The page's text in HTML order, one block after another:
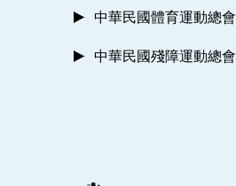
中華民國體育運動總會
中華民國殘障運動總會